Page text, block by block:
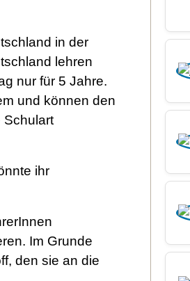
in der
lehren
nur für 5 Jahre.
und können den
Schulart
ihr
Im Grunde
den sie an die